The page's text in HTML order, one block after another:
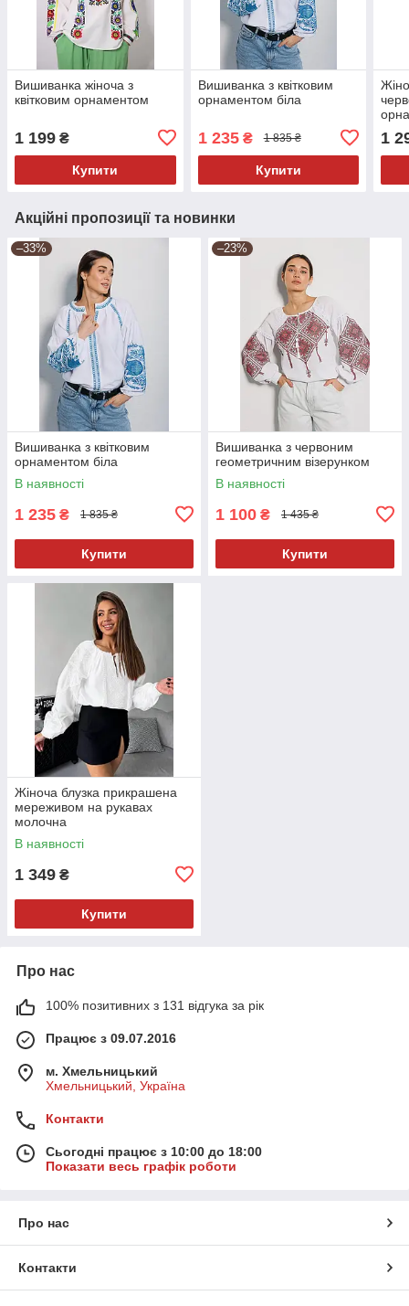
Вишиванка жіноча з
квітковим орнаментом
1 199 ₴
Купити
Вишиванка з квітковим
орнаментом біла
1 235₴ 1 835 ₴
Купити
1
Акційні пропозиції та новинки
–33%
Вишиванка з квітковим
орнаментом біла
В наявності
1 235 ₴ 1 835 ₴
Купити
–23%
Вишиванка з червоним
геометричним візерунком
В наявності
1 100 ₴ 1 435 ₴
Купити
Жіноча блузка прикрашена
мереживом на рукавах
молочна
В наявності
1 349 ₴
Купити
Про нас
100% позитивних з 131 відгука за рік
Працює з 09.07.2016
м. Хмельницький
Хмельницький, Україна
Контакти
Сьогодні працює з 10:00 до 18:00
Показати весь графік роботи
Про нас
Контакти